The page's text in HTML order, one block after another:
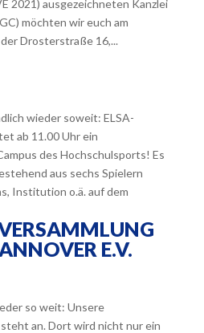
2021) ausgezeichneten Kanzlei
möchten wir euch am
Drosterstraße 16,...
wieder soweit: ELSA-
ab 11.00 Uhr ein
des Hochschulsports! Es
aus sechs Spielern
Institution o.ä. auf dem
E.V.
so weit: Unsere
an. Dort wird nicht nur ein